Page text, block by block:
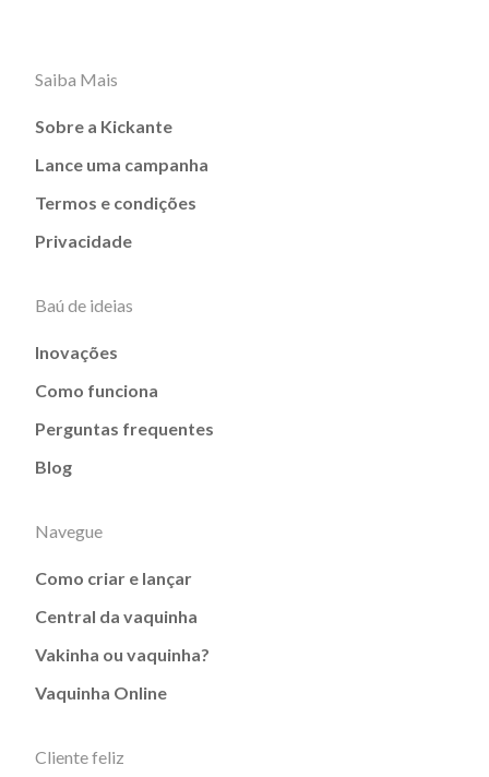
Saiba Mais
Sobre a Kickante
Lance uma campanha
Termos e condições
Privacidade
Baú de ideias
Inovações
Como funciona
Perguntas frequentes
Blog
Navegue
Como criar e lançar
Central da vaquinha
Vakinha ou vaquinha?
Vaquinha Online
Cliente feliz